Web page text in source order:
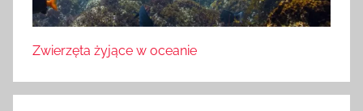
Zwierzęta żyjące w oceanie